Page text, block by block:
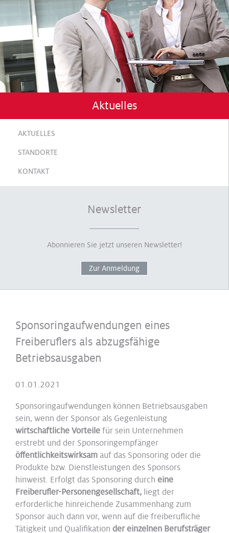
Aktuelles
AKTUELLES
STANDORTE
KONTAKT
Newsletter
Abonnieren Sie jetzt unseren Newsletter!
Zur Anmeldung
Sponsoringaufwendungen eines
Freiberuflers als abzugsfähige
Betriebsausgaben
01.01.2021
Sponsoringaufwendungen können Betriebsausgaben
sein, wenn der Sponsor als Gegenleistung
wirtschaftliche Vorteile für sein Unternehmen
erstrebt und der Sponsoringempfänger
öffentlichkeitswirksam auf das Sponsoring oder die
Produkte bzw. Dienstleistungen des Sponsors
hinweist. Erfolgt das Sponsoring durch eine
Freiberufler-Personengesellschaft, liegt der
erforderliche hinreichende Zusammenhang zum
Sponsor auch dann vor, wenn auf die freiberufliche
Tätigkeit und Qualifikation der einzelnen Berufsträger